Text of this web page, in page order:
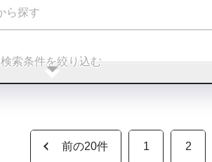
検索条件を絞り込む
前の20件 1 2